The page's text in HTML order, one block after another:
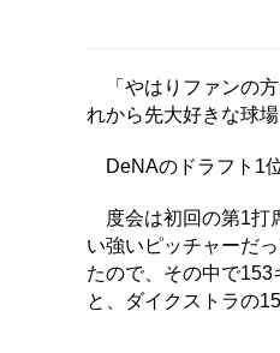
「やはりファンの方
れから先大好きな球
DeNAのドラフト1
度会は初回の第1打
い強いピッチャーだ
たので、その中で
と、ダイクストラの